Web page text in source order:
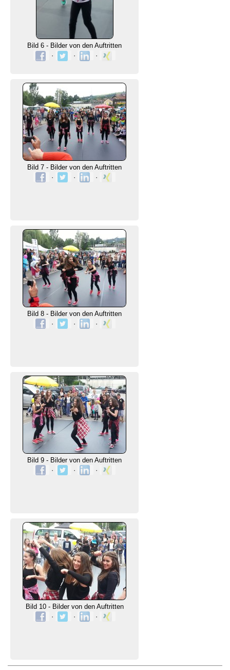
Bild 6 - Bilder von den Auftritten
·
· ·
Bild 7 - Bilder von den Auftritten
·
· ·
Bild 8 - Bilder von den Auftritten
·
· ·
Bild 9 - Bilder von den Auftritten
·
· ·
Bild 10 - Bilder von den Auftritten
·
· ·